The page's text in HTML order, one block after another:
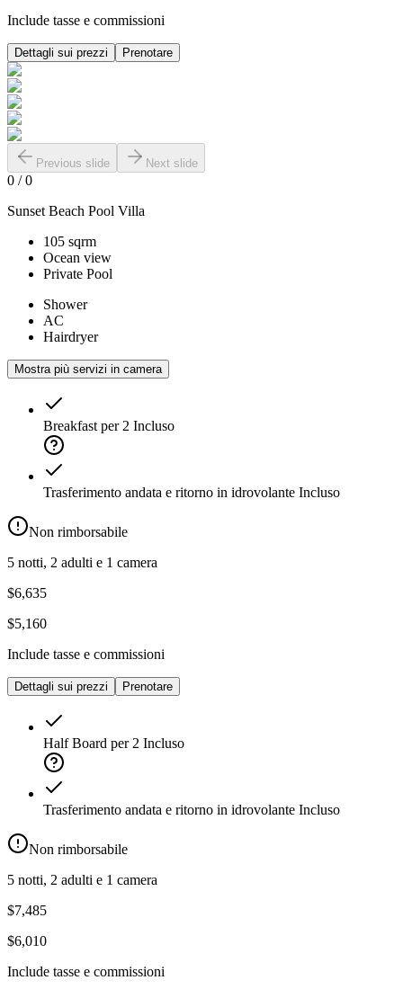
Include tasse e commissioni
Dettagli sui prezzi Prenotare
Previous slide Next slide
0 /0
Sunset Beach Pool Villa
105 sqrm
Ocean view
Private Pool
Shower
AC
Hairdryer
Mostra più servizi in camera
Breakfast per 2 Incluso
Trasferimento andata e ritorno in idrovolante Incluso
Non rimborsabile
5 notti, 2 adulti e 1 camera
$6,635
$5,160
Include tasse e commissioni
Dettagli sui prezzi Prenotare
Half Board per 2 Incluso
Trasferimento andata e ritorno in idrovolante Incluso
Non rimborsabile
5 notti, 2 adulti e 1 camera
$7,485
$6,010
Include tasse e commissioni